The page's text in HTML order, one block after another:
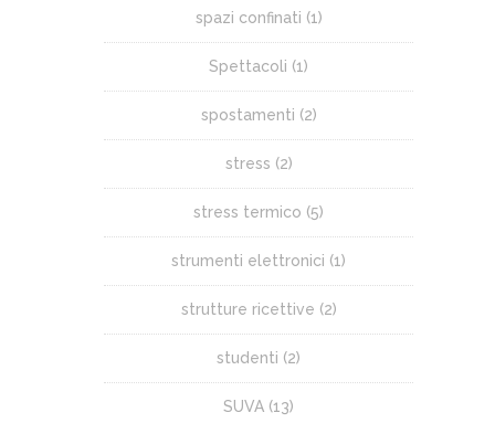
spazi confinati (1)
Spettacoli (1)
spostamenti (2)
stress (2)
stress termico (5)
strumenti elettronici (1)
strutture ricettive (2)
studenti (2)
SUVA (13)